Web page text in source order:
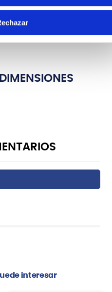
acero de alto carbono
de guitarra y estilos
interesar